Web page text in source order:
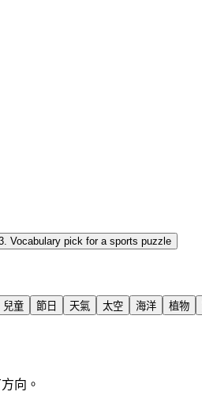
Vocabulary pick for a sports puzzle
兒童 節日 天氣 太空 海洋 植物
向。